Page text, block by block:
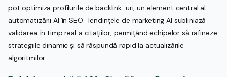
pot optimiza profilurile de backlink-uri, un element central al
automatizării AI în SEO. Tendințele de marketing AI subliniază
validarea în timp real a citațiilor, permițând echipelor să rafineze
strategiile dinamic și să răspundă rapid la actualizările
algoritmilor.